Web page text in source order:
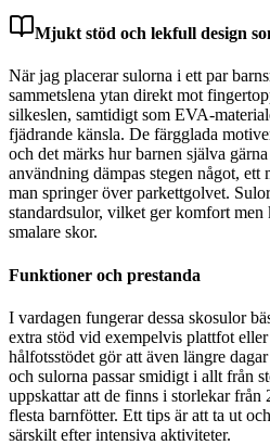
Mjukt stöd och lekfull design
När jag placerar sulorna i ett par
sammetslena ytan direkt mot
silkeslen, samtidigt som EVA-
fjädrande känsla. De färgglada
och det märks hur barnen själva
användning dämpas stegen något,
man springer över parkettgolvet.
standardsulor, vilket ger komfort men
smalare skor.
Funktioner och prestanda
I vardagen fungerar dessa skosulor
extra stöd vid exempelvis plattfot
hålfotsstödet gör att även längre
och sulorna passar smidigt i allt från
uppskattar att de finns i storlekar
flesta barnfötter. Ett tips är att ta ut
särskilt efter intensiva aktiviteter.